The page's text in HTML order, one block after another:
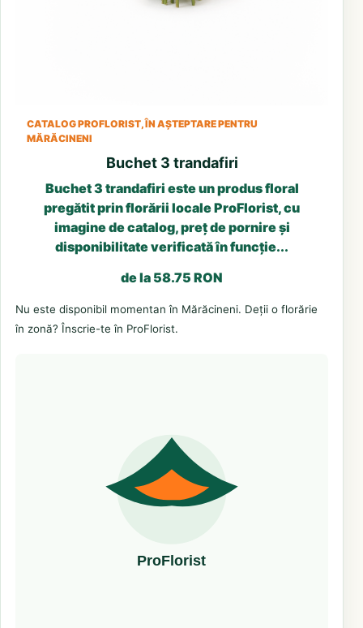
CATALOG PROFLORIST, ÎN AȘTEPTARE PENTRU
MĂRĂCINENI
Buchet 3 trandafiri
Buchet 3 trandafiri este un produs floral
pregătit prin florării locale ProFlorist, cu
imagine de catalog, preț de pornire și
disponibilitate verificată în funcție...
de la 58.75 RON
Nu este disponibil momentan în Mărăcineni. Deții o florărie
în zonă? Înscrie-te în ProFlorist.